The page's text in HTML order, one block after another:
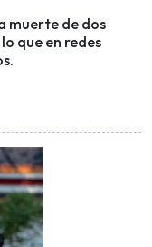
muerte de dos
que en redes